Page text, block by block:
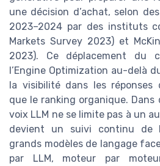
une décision d’achat, selon
2023–2024 par des instituts
Markets Survey 2023) et
2023). Ce déplacement du
l’Engine Optimization au-delà
la visibilité dans les réponses
que le ranking organique.
voix LLM ne se limite pas à un
devient un suivi continu de
grands modèles de langage
par LLM, moteur par